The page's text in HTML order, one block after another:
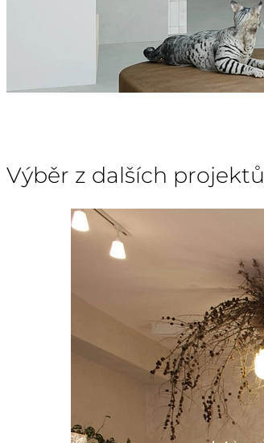
Výběr z dalších projektů